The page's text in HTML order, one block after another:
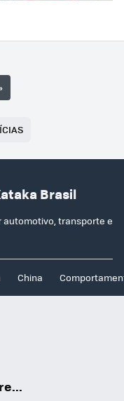
Brasil
automotivo, transporte e
China